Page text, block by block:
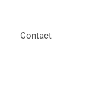
Contact